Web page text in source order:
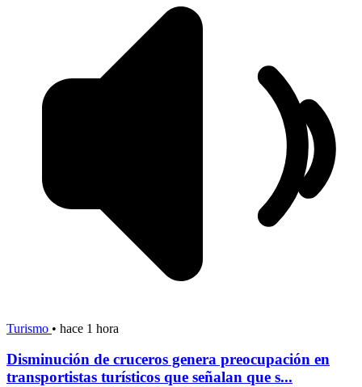
Turismo • hace 1 hora
Disminución de cruceros genera preocupación en
transportistas turísticos que señalan que s...